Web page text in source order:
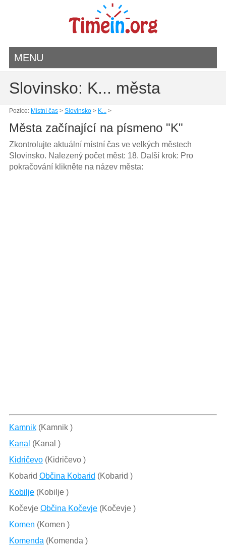
MENU
Slovinsko: K... města
Pozice: Místní čas> Slovinsko> K...>
Města začínající na písmeno "K"
Zkontrolujte aktuální místní čas ve velkých městech
Slovinsko. Nalezený počet měst: 18. Další krok: Pro
pokračování klikněte na název města:
Kamnik(Kamnik )
Kanal (Kanal )
Kidričevo(Kidričevo )
Kobarid Občina Kobarid (Kobarid )
Kobilje(Kobilje )
Kočevje Občina Kočevje(Kočevje )
Komen (Komen )
Komenda (Komenda )